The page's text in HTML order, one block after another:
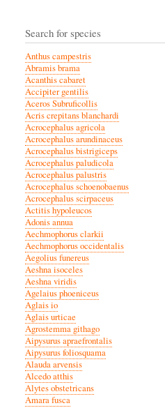
Search for species
Anthus campestris
Abramis brama
Acanthis cabaret
Accipiter gentilis
Aceros Subruficollis
Acris crepitans blanchardi
Acrocephalus agricola
Acrocephalus arundinaceus
Acrocephalus bistrigiceps
Acrocephalus paludicola
Acrocephalus palustris
Acrocephalus schoenobaenus
Acrocephalus scirpaceus
Actitis hypoleucos
Adonis annua
Aechmophorus clarkii
Aechmophorus occidentalis
Aegolius funereus
Aeshna isoceles
Aeshna viridis
Agelaius phoeniceus
Aglais io
Aglais urticae
Agrostemma githago
Aipysurus apraefrontalis
Aipysurus foliosquama
Alauda arvensis
Alcedo atthis
Alytes obstetricans
Amara fusca